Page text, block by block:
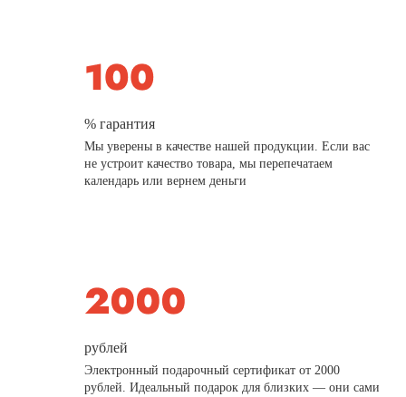
% гарантия
Мы уверены в качестве нашей продукции. Если вас
не устроит качество товара, мы перепечатаем
календарь или вернем деньги
рублей
Электронный подарочный сертификат от 2000
рублей. Идеальный подарок для близких — они сами